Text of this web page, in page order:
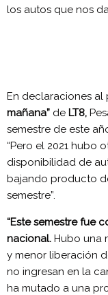
los autos que nos
En declaraciones al
mañana” de LT8,
semestre de este
“Pero el 2021 hubo
disponibilidad de
bajando producto
semestre”.
“Este semestre fue
nacional. Hubo una
y menor liberación
no ingresan en la
ha mutado a una